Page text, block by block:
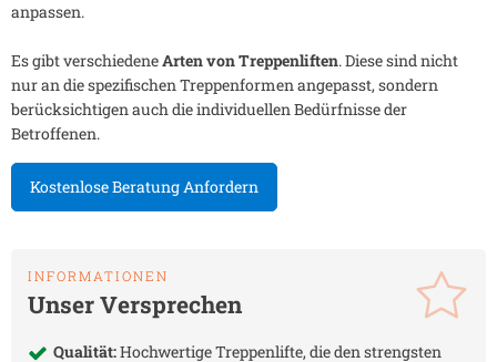
anpassen.
Es gibt verschiedeneArten von Treppenliften. Diese sind nicht
nur an die spezifischen Treppenformen angepasst, sondern
berücksichtigen auch die individuellen Bedürfnisse der
Betroffenen.
Kostenlose Beratung Anfordern
INFORMATIONEN
Unser Versprechen
Qualität:Hochwertige Treppenlifte, die den strengsten